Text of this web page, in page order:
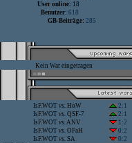
User online: 18
Benutzer: 618
GB-Beiträge: 285
Kein War eingetragen
IsF.WOT vs. HoW
2:1
IsF.WOT vs. QSF-7
2:1
IsF.WOT vs.ANV
1:2
IsF.WOT vs. OFaH
0:2
IsF.WOT vs. SA 0:2